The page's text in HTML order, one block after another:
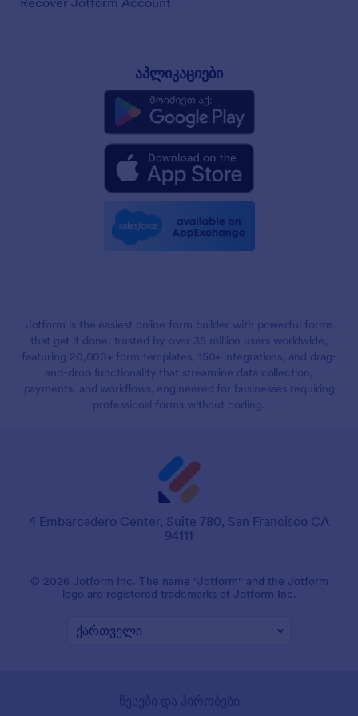
აპლიკაციები
Jotform is the easiest online form builder with powerful forms
that get it done, trusted by over 35 million users worldwide,
featuring 20,000+ form templates, 150+ integrations, and drag-
and-drop functionality that streamline data collection,
payments, and workflows, engineered for businesses requiring
professional forms without coding.
4 Embarcadero Center, Suite 780, San Francisco CA
94111
© 2026 Jotform Inc. The name "Jotform" and the Jotform
logo are registered trademarks of Jotform Inc.
წესები და პირობები